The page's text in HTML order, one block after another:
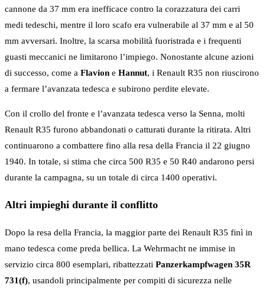
cannone da 37 mm era inefficace contro la corazzatura dei carri
medi tedeschi, mentre il loro scafo era vulnerabile al 37 mm e al 50
mm avversari. Inoltre, la scarsa mobilità fuoristrada e i frequenti
guasti meccanici ne limitarono l’impiego. Nonostante alcune azioni
di successo, come a Flavion e Hannut, i Renault R35 non riuscirono
a fermare l’avanzata tedesca e subirono perdite elevate.
Con il crollo del fronte e l’avanzata tedesca verso la Senna, molti
Renault R35 furono abbandonati o catturati durante la ritirata. Altri
continuarono a combattere fino alla resa della Francia il 22 giugno
1940. In totale, si stima che circa 500 R35 e 50 R40 andarono persi
durante la campagna, su un totale di circa 1400 operativi.
Altri impieghi durante il conflitto
Dopo la resa della Francia, la maggior parte dei Renault R35 finì in
mano tedesca come preda bellica. La Wehrmacht ne immise in
servizio circa 800 esemplari, ribattezzati Panzerkampfwagen 35R
731(f), usandoli principalmente per compiti di sicurezza nelle